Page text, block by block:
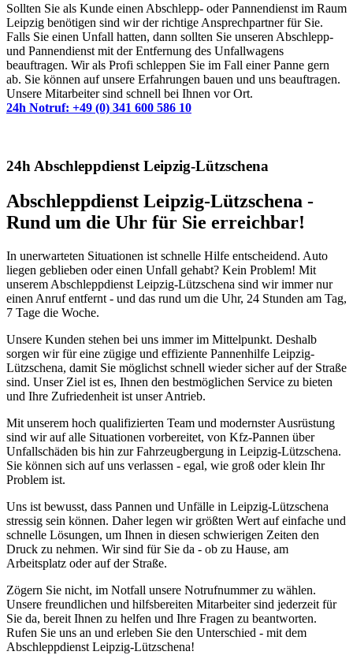
Sollten Sie als Kunde einen Abschlepp- oder Pannendienst im Raum
Leipzig benötigen sind wir der richtige Ansprechpartner für Sie.
Falls Sie einen Unfall hatten, dann sollten Sie unseren Abschlepp-
und Pannendienst mit der Entfernung des Unfallwagens
beauftragen. Wir als Profi schleppen Sie im Fall einer Panne gern
ab. Sie können auf unsere Erfahrungen bauen und uns beauftragen.
Unsere Mitarbeiter sind schnell bei Ihnen vor Ort.
24h Notruf: +49 (0) 341 600 586 10
24h Abschleppdienst Leipzig-Lützschena
Abschleppdienst Leipzig-Lützschena -
Rund um die Uhr für Sie erreichbar!
In unerwarteten Situationen ist schnelle Hilfe entscheidend. Auto
liegen geblieben oder einen Unfall gehabt? Kein Problem! Mit
unserem Abschleppdienst Leipzig-Lützschena sind wir immer nur
einen Anruf entfernt - und das rund um die Uhr, 24 Stunden am Tag,
7 Tage die Woche.
Unsere Kunden stehen bei uns immer im Mittelpunkt. Deshalb
sorgen wir für eine zügige und effiziente Pannenhilfe Leipzig-
Lützschena, damit Sie möglichst schnell wieder sicher auf der Straße
sind. Unser Ziel ist es, Ihnen den bestmöglichen Service zu bieten
und Ihre Zufriedenheit ist unser Antrieb.
Mit unserem hoch qualifizierten Team und modernster Ausrüstung
sind wir auf alle Situationen vorbereitet, von Kfz-Pannen über
Unfallschäden bis hin zur Fahrzeugbergung in Leipzig-Lützschena.
Sie können sich auf uns verlassen - egal, wie groß oder klein Ihr
Problem ist.
Uns ist bewusst, dass Pannen und Unfälle in Leipzig-Lützschena
stressig sein können. Daher legen wir größten Wert auf einfache und
schnelle Lösungen, um Ihnen in diesen schwierigen Zeiten den
Druck zu nehmen. Wir sind für Sie da - ob zu Hause, am
Arbeitsplatz oder auf der Straße.
Zögern Sie nicht, im Notfall unsere Notrufnummer zu wählen.
Unsere freundlichen und hilfsbereiten Mitarbeiter sind jederzeit für
Sie da, bereit Ihnen zu helfen und Ihre Fragen zu beantworten.
Rufen Sie uns an und erleben Sie den Unterschied - mit dem
Abschleppdienst Leipzig-Lützschena!